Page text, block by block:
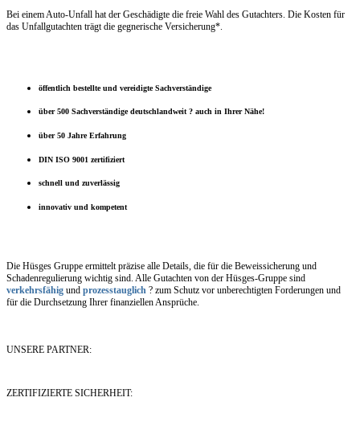
Bei einem Auto-Unfall hat der Geschädigte die freie Wahl des Gutachters. Die Kosten für
das Unfallgutachten trägt die gegnerische Versicherung*.
öffentlich bestellte und vereidigte Sachverständige
über 500 Sachverständige deutschlandweit ? auch in Ihrer Nähe!
über 50 Jahre Erfahrung
DIN ISO 9001 zertifiziert
schnell und zuverlässig
innovativ und kompetent
Die Hüsges Gruppe ermittelt präzise alle Details, die für die Beweissicherung und
Schadenregulierung wichtig sind. Alle Gutachten von der Hüsges-Gruppe sind
verkehrsfähig und prozesstauglich ? zum Schutz vor unberechtigten Forderungen und
für die Durchsetzung Ihrer finanziellen Ansprüche.
UNSERE PARTNER:
ZERTIFIZIERTE SICHERHEIT: